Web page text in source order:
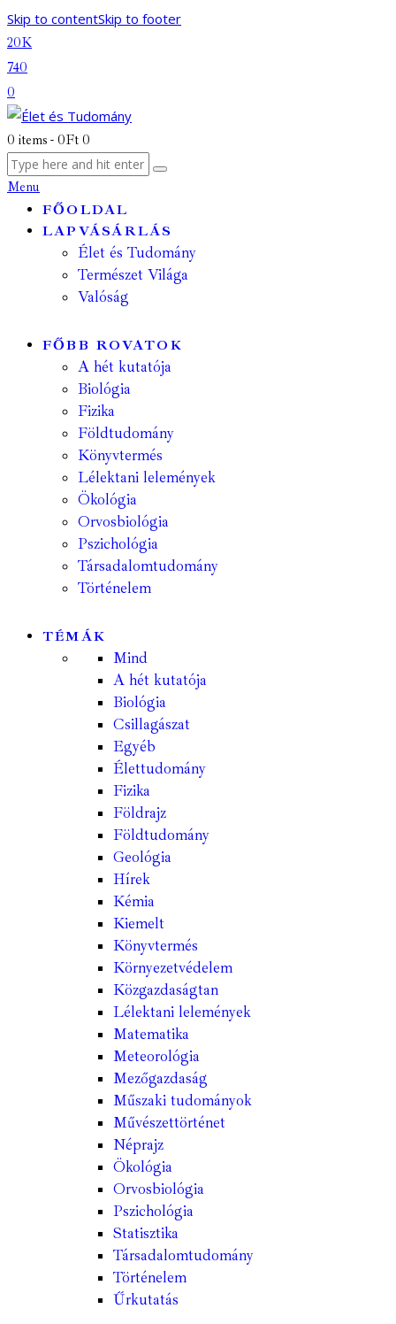
Skip to contentSkip to footer
20K
740
0
0 items - 0Ft 0
Menu
FŐOLDAL
LAPVÁSÁRLÁS
Élet és Tudomány
Természet Világa
Valóság
FŐBB ROVATOK
A hét kutatója
Biológia
Fizika
Földtudomány
Könyvtermés
Lélektani lelemények
Ökológia
Orvosbiológia
Pszichológia
Társadalomtudomány
Történelem
TÉMÁK
Mind
A hét kutatója
Biológia
Csillagászat
Egyéb
Élettudomány
Fizika
Földrajz
Földtudomány
Geológia
Hírek
Kémia
Kiemelt
Könyvtermés
Környezetvédelem
Közgazdaságtan
Lélektani lelemények
Matematika
Meteorológia
Mezőgazdaság
Műszaki tudományok
Művészettörténet
Néprajz
Ökológia
Orvosbiológia
Pszichológia
Statisztika
Társadalomtudomány
Történelem
Űrkutatás